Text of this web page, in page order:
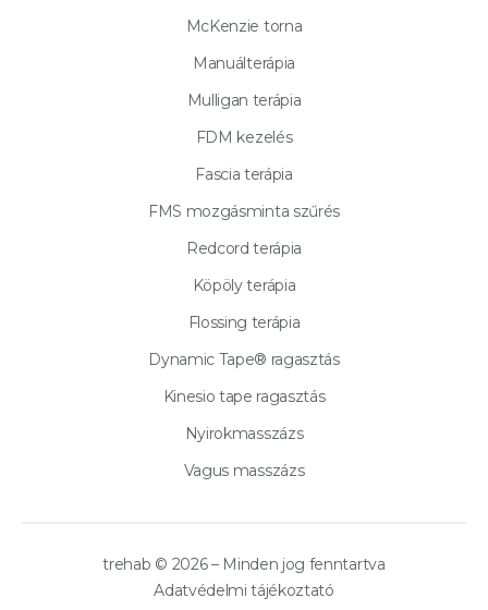
McKenzie torna
Manuálterápia
Mulligan terápia
FDM kezelés
Fascia terápia
FMS mozgásminta szűrés
Redcord terápia
Köpöly terápia
Flossing terápia
Dynamic Tape® ragasztás
Kinesio tape ragasztás
Nyirokmasszázs
Vagus masszázs
trehab © 2026 – Minden jog fenntartva
Adatvédelmi tájékoztató